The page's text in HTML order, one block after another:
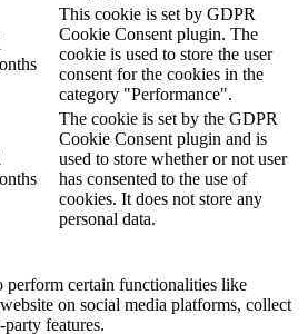
This cookie is set by GDPR
Cookie Consent plugin. The
cookie is used to store the user
consent for the cookies in the
category "Performance".
The cookie is set by the GDPR
Cookie Consent plugin and is
used to store whether or not user
has consented to the use of
cookies. It does not store any
personal data.
perform certain functionalities like
on social media platforms, collect
features.